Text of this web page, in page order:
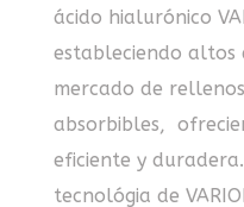
ácido hialurónico
estableciendo altos
mercado de
absorbibles,
eficiente y
tecnológia de